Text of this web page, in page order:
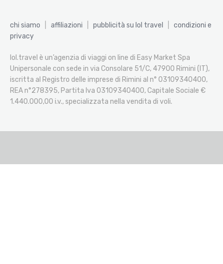
chi siamo affiliazioni pubblicità su lol travel
condizioni e
privacy
lol.travel è un’agenzia di viaggi on line di Easy Market Spa
Unipersonale con sede in via Consolare 51/C, 47900 Rimini (IT),
iscritta al Registro delle imprese di Rimini al n° 03109340400,
REA n°278395, Partita Iva 03109340400, Capitale Sociale €
1.440.000,00 i.v., specializzata nella vendita di voli.